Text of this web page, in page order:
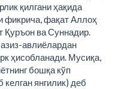
қилгани ҳақида
фикрича, фақат Аллоҳ
Қуръон ва Суннадир.
авлиёлардан
ҳисобланади. Мусиқа,
бошқа кўп
янгилик) деб